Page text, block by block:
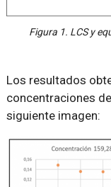
Figura 1. LCS y
Los resultados
concentraciones
siguiente imagen: